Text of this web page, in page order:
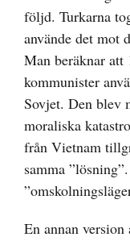
följd. Turkarna
använde det mot
Man beräknar
kommunister
Sovjet. Den blev
moraliska
från Vietnam
samma
En annan